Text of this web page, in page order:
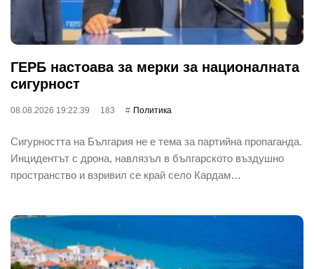
ГЕРБ настоава за мерки за националната
сигурност
08.08.2026 19:22:39 183 Политика
Сигурността на България не е тема за партийна пропаганда.
Инцидентът с дрона, навлязъл в българското въздушно
пространство и взривил се край село Кардам…